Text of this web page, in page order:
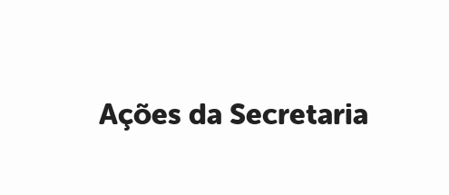
Ações da Secretaria